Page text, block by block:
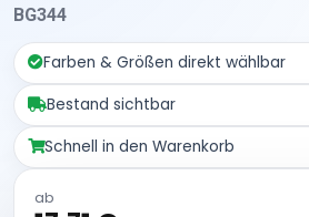
BG344
Farben & Größen direkt wählbar
Bestand sichtbar
Schnell in den Warenkorb
ab